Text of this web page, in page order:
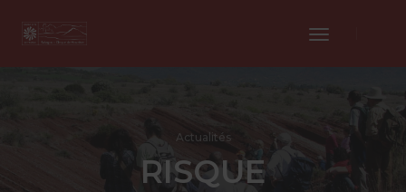
Toggle
Actualités
RISQUE